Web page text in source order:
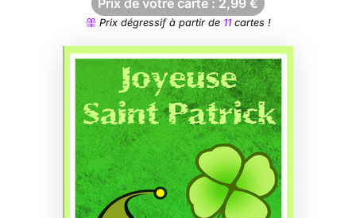
Prix de votre carte : 2,99 €
Prix dégressif à partir de 11cartes !